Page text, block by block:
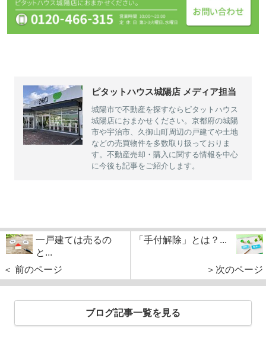
ピタットハウス城陽店 メディア担当
城陽市で不動産を探すならピタットハウス
城陽店におまかせください。京都府の城陽
市や宇治市、久御山町周辺の戸建てや土地
などの売買物件を多数取り扱っておりま
す。不動産売却・購入に関する情報を中心
に今後も記事をご紹介します。
一戸建ては売るの
と...
＜ 前のページ
「手付解除」とは？...
＞次のページ
ブログ記事一覧を見る